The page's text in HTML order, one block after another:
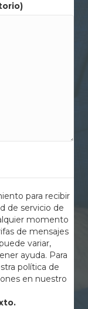
para recibir
de servicio de
momento
de mensajes
variar,
ayuda. Para
política de
en nuestro